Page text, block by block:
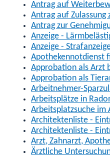
Antrag auf
Antrag auf Zulassung
Antrag zur
Anzeige -
Anzeige -
Apothekennotdienst
Approbation als Arzt
Approbation als
Arbeitnehmer-
Arbeitsplätze in
Arbeitsplatzsuche im
Architektenliste -
Architektenliste -
Arzt, Zahnarzt,
Ärztliche